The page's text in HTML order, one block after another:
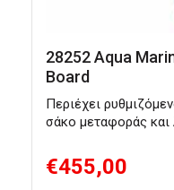
28252 Aqua
Board
Περιέχει
σάκο μεταφοράς και
€455,00